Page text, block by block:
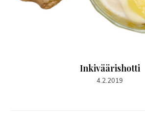
Inkiväärishotti
4.2.2019